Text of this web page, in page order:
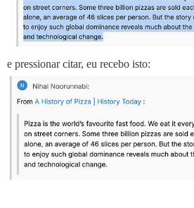
e pressionar citar, eu recebo isto: